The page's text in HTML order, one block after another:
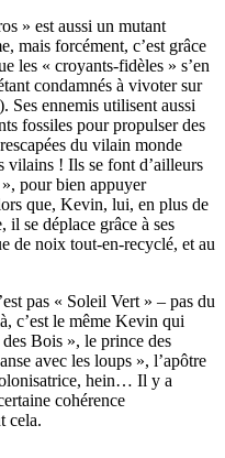
» est aussi un mutant
mais forcément, c’est grâce
les « croyants-fidèles » s’en
condamnés à vivoter sur
Ses ennemis utilisent aussi
fossiles pour propulser des
du vilain monde
vilains ! Ils se font d’ailleurs
pour bien appuyer
que, Kevin, lui, en plus de
il se déplace grâce à ses
de noix tout-en-recyclé, et au
pas « Soleil Vert » – pas du
c’est le même Kevin qui
Bois », le prince des
avec les loups », l’apôtre
hein… Il y a
cohérence
cela.